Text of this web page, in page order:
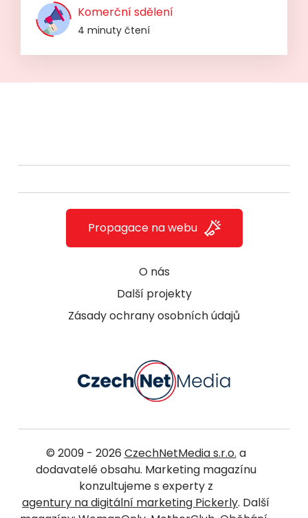
Komerční sdělení
4 minuty čtení
O nás
Další projekty
Zásady ochrany osobních údajů
Propagace na webu
© 2009 - 2026 CzechNetMedia s.r.o. a
dodavatelé obsahu. Marketing magazínu
konzultujeme s experty z
agentury na digitální marketing Pickerly. Další